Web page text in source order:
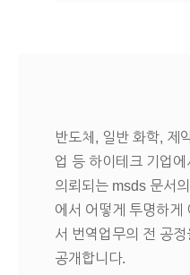
반도체, 일반 화학, 제
업 등 하이테크 기업
의뢰되는 msds 문서
에서 어떻게 투명하게
서 번역업무의 전 공
공개합니다.